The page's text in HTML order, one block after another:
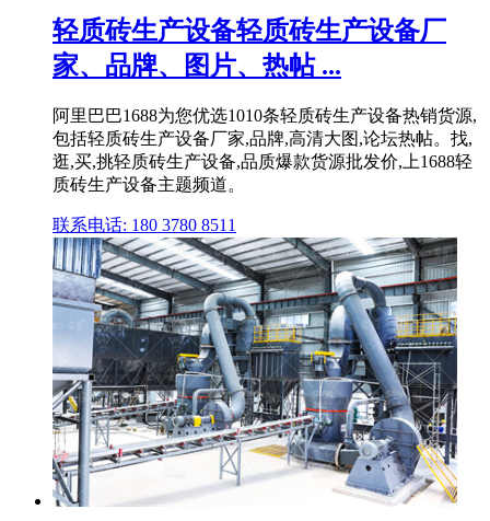
轻质砖生产设备轻质砖生产设备厂
家、品牌、图片、热帖 ...
阿里巴巴1688为您优选1010条轻质砖生产设备热销货源,
包括轻质砖生产设备厂家,品牌,高清大图,论坛热帖。找,
逛,买,挑轻质砖生产设备,品质爆款货源批发价,上1688轻
质砖生产设备主题频道。
联系电话: 180 3780 8511